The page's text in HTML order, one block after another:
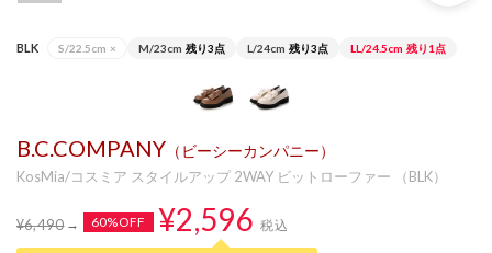
BLK S/22.5cm × M/23cm 残り3点 L/24cm 残り3点 LL/24.5cm 残り1点
B.C.COMPANY （ビーシーカンパニー）
KosMia/コスミア スタイルアップ 2WAY ビットローファー （BLK）
¥6,490 60%OFF ¥2,596 税込